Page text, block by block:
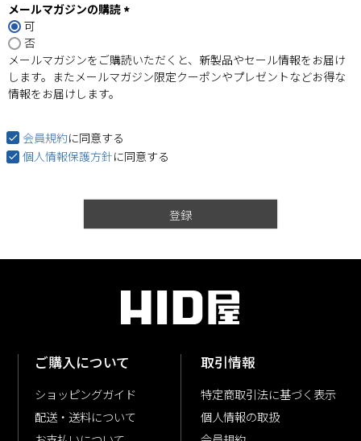
メールマガジンの購読
須
)
可
否
メールマガジンをご購読いただくと、新製品やセール情報をお届け
します。またメールマガジン限定クーポンやプレゼントなどお得な
情報をお届けします。
会員規約に同意する
個人情報保護方針に同意する
登録
ご購入について
ショッピングガイド
配送・送料について
取引情報
特定商取引法に基づく表示
個人情報の取扱